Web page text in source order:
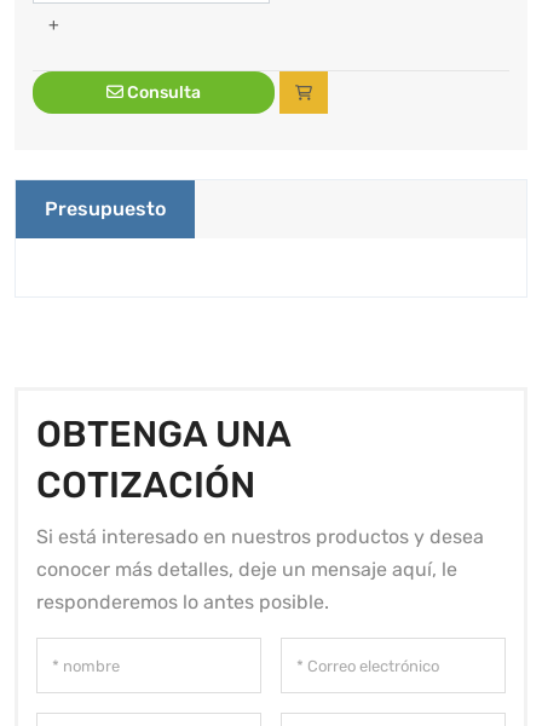
+
Consulta
Presupuesto
OBTENGA UNA
COTIZACIÓN
Si está interesado en nuestros productos y desea
conocer más detalles, deje un mensaje aquí, le
responderemos lo antes posible.